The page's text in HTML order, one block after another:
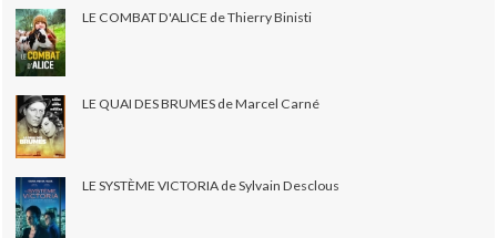
LE COMBAT D'ALICE de Thierry Binisti
LE QUAI DES BRUMES de Marcel Carné
LE SYSTÈME VICTORIA de Sylvain Desclous